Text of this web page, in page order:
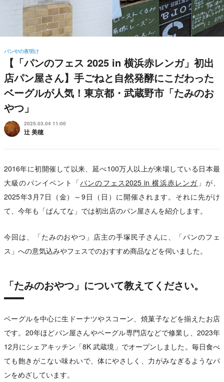
パンやの夜明け
【「パンのフェス 2025 in 横浜赤レンガ」初出
店パン屋さん】手ごねと自然発酵にこだわった
ベーグルが人気！東京都・武蔵野市「たみのお
やつ」
2025.03.04 11:00
辻 美穂
2016年に初開催して以来、延べ100万人以上が来場している日本最
大級のパンイベント「パンのフェス2025 in 横浜赤レンガ 」が、
2025年3月7日（金）～9日（日）に開催されます。それに先がけ
て、今年も「ぱんてな」では初出店のパン屋さんを紹介します。
今回は、「たみのおやつ」店主の手塚民子さんに、「パンのフェ
ス」への意気込みやフェスでのおすすめ商品などを伺いました。
「たみのおやつ」について教えてください。
ベーグルを中心に生ドーナツやスコーン、焼菓子などを揃えたお店
です。20年ほどパン屋さんやベーグル専門店などで修業し、2023年
12月にシェアキッチン「8K 武蔵境」でオープンしました。毎日食べ
ても飽きがこない味わいで、体にやさしく、力がみなぎるようなパ
ンをめざしています。